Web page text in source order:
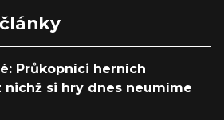
Průkopníci herních
nichž si hry dnes neumíme